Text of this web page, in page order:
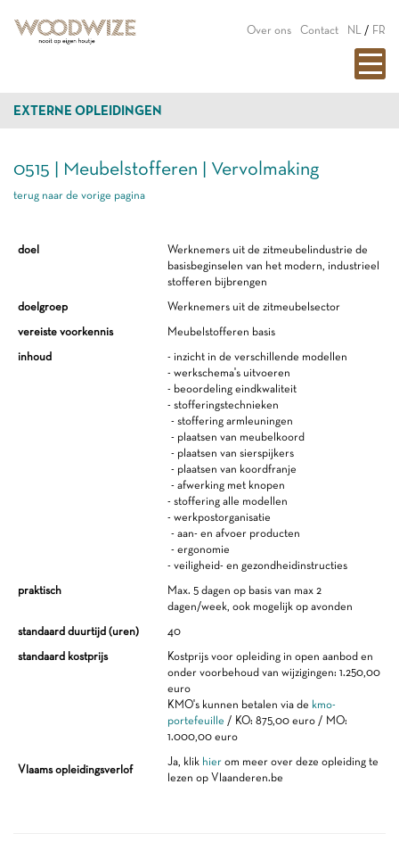
Over ons Contact NL / FR
EXTERNE OPLEIDINGEN
0515 | Meubelstofferen | Vervolmaking
terug naar de vorige pagina
doel
Werknemers uit de zitmeubelindustrie de
basisbeginselen van het modern, industrieel
stofferen bijbrengen
doelgroep
Werknemers uit de zitmeubelsector
vereiste voorkennis
Meubelstofferen basis
inhoud
- inzicht in de verschillende modellen
- werkschema's uitvoeren
- beoordeling eindkwaliteit
- stofferingstechnieken
- stoffering armleuningen
- plaatsen van meubelkoord
- plaatsen van sierspijkers
- plaatsen van koordfranje
- afwerking met knopen
- stoffering alle modellen
- werkpostorganisatie
- aan- en afvoer producten
- ergonomie
- veiligheid- en gezondheidinstructies
praktisch
Max. 5 dagen op basis van max 2
dagen/week, ook mogelijk op avonden
standaard duurtijd (uren)
40
standaard kostprijs
Kostprijs voor opleiding in open aanbod en
onder voorbehoud van wijzigingen: 1.250,00
euro
KMO's kunnen betalen via de kmo-
portefeuille / KO: 875,00 euro / MO:
1.000,00 euro
Vlaams opleidingsverlof
Ja, klik hier om meer over deze opleiding te
lezen op Vlaanderen.be